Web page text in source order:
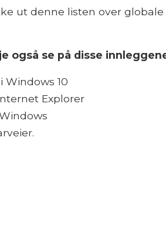
ut denne listen over globale
også se på disse
Windows 10
Explorer